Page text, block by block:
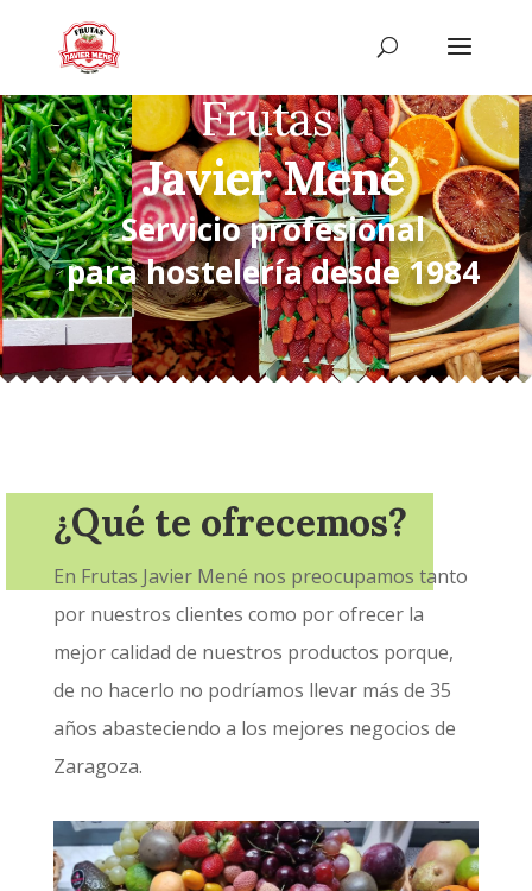
Frutas
Javier Mené
Servicio profesional
para hostelería desde 1984
¿Qué te ofrecemos?
En Frutas Javier Mené nos preocupamos tanto
por nuestros clientes como por ofrecer la
mejor calidad de nuestros productos porque,
de no hacerlo no podríamos llevar más de 35
años abasteciendo a los mejores negocios de
Zaragoza.